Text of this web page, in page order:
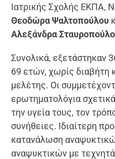
Ιατρικής Σχολής ΕΚΠΑ,
Θεοδώρα Ψαλτοπούλου
Αλεξάνδρα
Συνολικά, εξετάστηκαν
69 ετών, χωρίς διαβήτη
μελέτης. Οι
ερωτηματολόγια
την υγεία τους, τον
συνήθειες. Ιδιαίτερη
κατανάλωση
αναψυκτικών με